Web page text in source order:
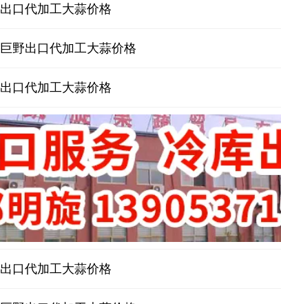
口代加工大蒜价格
野出口代加工大蒜价格
口代加工大蒜价格
口代加工大蒜价格